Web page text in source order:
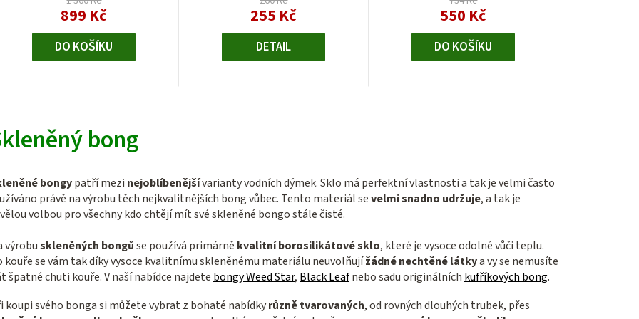
899 Kč
DO KOŠÍKU
255 Kč
DETAIL
550 Kč
DO KOŠÍKU
d
a
í
p
v
bong
bongypatří mezi nejoblíbenějšívarianty vodních dýmek. Sklo má perfektní vlastnosti a tak je velmi často
právě na výrobu těch nejkvalitnějších bong vůbec. Tento materiál sevelmi snadno udržuje, a tak je
volbou pro všechny kdo chtějí mít své skleněné bongo stále čisté.
výrobuskleněných bongůse používá primárně kvalitní borosilikátové sklo, které je vysoce odolné vůči teplu.
kouře se vám tak díky vysoce kvalitnímu skleněnému materiálu neuvolňujížádné nechtěné látkya vy se nemusíte
špatné chuti kouře. V naší nabídce najdete bongy Weed Star, Black Leafnebo sadu originálních kufříkových bong.
koupi svého bonga si můžete vybrat z bohaté nabídkyrůzně tvarovaných, od rovných dlouhých trubek, přes